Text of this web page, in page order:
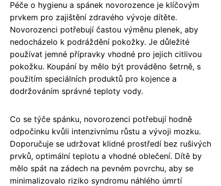
Péče o hygienu a spánek novorozence je klíčovým
prvkem pro zajištění zdravého vývoje dítěte.
Novorozenci potřebují častou výměnu plenek, aby
nedocházelo k podráždění pokožky. Je důležité
používat jemné přípravky vhodné pro jejich citlivou
pokožku. Koupání by mělo být prováděno šetrně, s
použitím speciálních produktů pro kojence a
dodržováním správné teploty vody.
Co se týče spánku, novorozenci potřebují hodně
odpočinku kvůli intenzivnímu růstu a vývoji mozku.
Doporučuje se udržovat klidné prostředí bez rušivých
prvků, optimální teplotu a vhodné oblečení. Dítě by
mělo spát na zádech na pevném povrchu, aby se
minimalizovalo riziko syndromu náhlého úmrtí